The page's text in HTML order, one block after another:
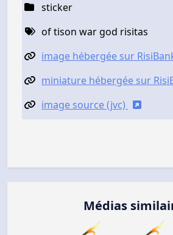
sticker
of tison war god risitas
image hébergée sur
miniature hébergée sur
image source (jvc)
Médias